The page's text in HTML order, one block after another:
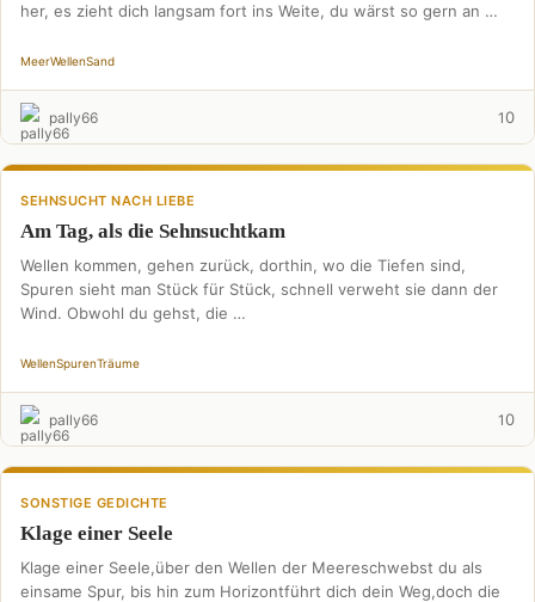
her, es zieht dich langsam fort ins Weite, du wärst so gern an …
MeerWellenSand
pally66 10
SEHNSUCHT NACH LIEBE
Am Tag, als die Sehnsuchtkam
Wellen kommen, gehen zurück, dorthin, wo die Tiefen sind,
Spuren sieht man Stück für Stück, schnell verweht sie dann der
Wind. Obwohl du gehst, die …
WellenSpurenTräume
pally66 10
SONSTIGE GEDICHTE
Klage einer Seele
Klage einer Seele,über den Wellen der Meereschwebst du als
einsame Spur, bis hin zum Horizontführt dich dein Weg,doch die